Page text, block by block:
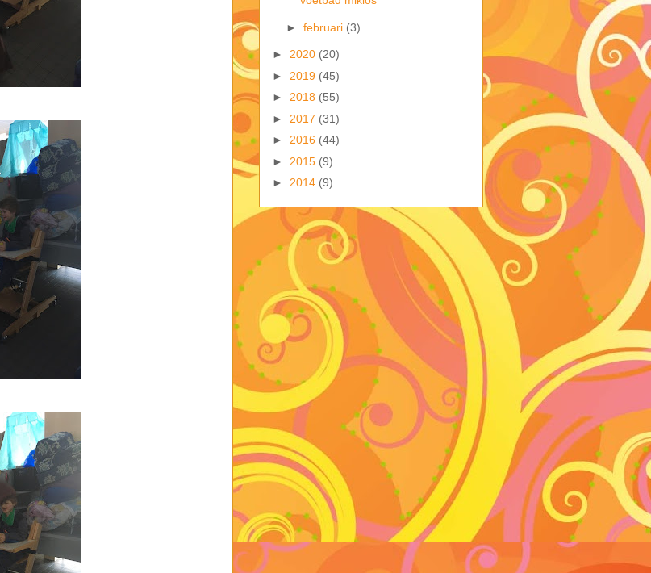
► februari (3)
► 2020 (20)
► 2019 (45)
► 2018 (55)
► 2017 (31)
► 2016 (44)
► 2015 (9)
► 2014 (9)